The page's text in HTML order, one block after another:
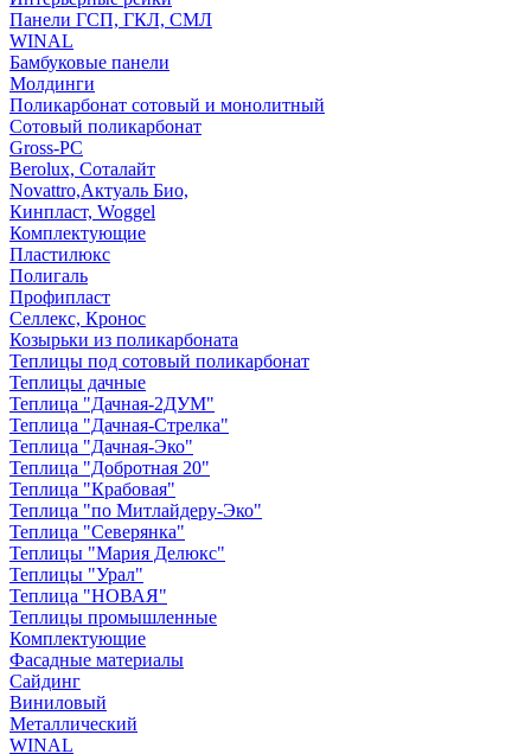
Панели ГСП, ГКЛ, СМЛ
WINAL
Бамбуковые панели
Молдинги
Поликарбонат сотовый и монолитный
Сотовый поликарбонат
Gross-PC
Berolux, Соталайт
Novattro,Актуаль Био,
Кинпласт, Woggel
Комплектующие
Пластилюкс
Полигаль
Профипласт
Селлекс, Кронос
Козырьки из поликарбоната
Теплицы под сотовый поликарбонат
Теплицы дачные
Теплица "Дачная-2ДУМ"
Теплица "Дачная-Стрелка"
Теплица "Дачная-Эко"
Теплица "Добротная 20"
Теплица "Крабовая"
Теплица "по Митлайдеру-Эко"
Теплица "Северянка"
Теплицы "Мария Делюкс"
Теплицы "Урал"
Теплица "НОВАЯ"
Теплицы промышленные
Комплектующие
Фасадные материалы
Сайдинг
Виниловый
Металлический
WINAL